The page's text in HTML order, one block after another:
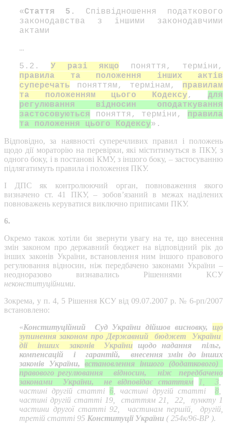
«Стаття 5.
Співвідношення податкового
законодавства з іншими законодавчими
актами
…
5.2.У разі якщо поняття, терміни,
правила та положення інших актів
суперечать поняттям, термінам, правилам
та положенням цього Кодексу, для
регулювання відносин оподаткування
застосовуються поняття, терміни, правила
та положення цього Кодексу».
Відповідно, за наявності суперечливих правил і положень
щодо дії мораторію на перевірки, які міститимуться в ПКУ, з
одного боку, і в постанові КМУ, з іншого боку, – застосуванню
підлягатимуть правила і положення ПКУ.
І ДПС як контролюючий орган, повноваження якого
визначено ст. 41 ПКУ, – зобов’язаний в межах наділених
повноважень керуватися виключно приписами ПКУ.
6.
Окремо також хотіли би звернути увагу на те, що внесення
змін законом про державний бюджет на відповідний рік до
інших законів України, встановлення ним іншого правового
регулювання відносин, ніж передбачено законами України –
неодноразово визнавались Рішеннями КСУ
неконституційними.
Зокрема, у п. 4, 5 Рішення КСУ від 09.07.2007 р. № 6-рп/2007
встановлено:
«Конституційний Суд України дійшов висновку, що
зупинення законом про Державний бюджет України
дії інших законів України щодо надання пільг,
компенсацій і гарантій, внесення змін до інших
законів України,встановлення іншого (додаткового)
правового регулювання відносин, ніж передбачено
законами України, не відповідає статтям
1, 3
частині другій статті 6 , частині другій статті 8
частині другій статті 19, статтям 21, 22, пункту 1
частини другої статті 92, частинам першій, другій,
третій статті 95 Конституції України ( 254к/96-ВР ).